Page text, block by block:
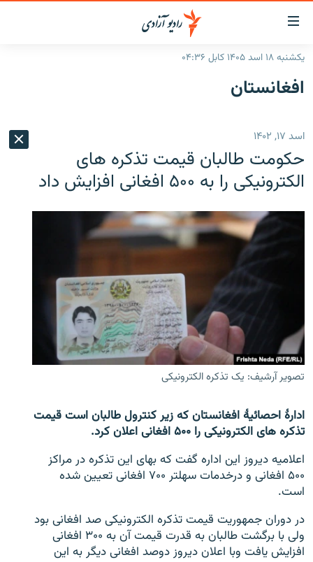
لینک‌های
قابل
دسترسی
بازگشت
بازگشت
منوی
اصلی
صفحه نخست
گزارش‌ها
منطقه
شرق میانه
افغانستان
جهان
جدول نشرات
مصاحبه‌ها
مجموعه تصویری
بحران مهاجرت
تماس
صفحه پشتو
Azadi English
به ما بپیوندید
همۀ سایت‌های رادیو آزادی/ رادیو اروپای آزاد
یکشنبه ۱۸ اسد ۱۴۰۵ کابل ۰۴:۳۶
افغانستان
اسد ۱۷, ۱۴۰۲
حکومت طالبان قیمت تذکره های
الکترونیکی را به ۵۰۰ افغانی افزایش داد
تصویر آرشیف: یک تذکره الکترونیکی
ادارۀ احصائیۀ افغانستان که زیر کنترول طالبان است قیمت
تذکره های الکترونیکی را ۵۰۰ افغانی اعلان کرد.
اعلامیه دیروز این اداره گفت که بهای این تذکره در مراکز
۵۰۰ افغانی و درخدمات سهلتر ۷۰۰ افغانی تعیین شده
است.
در دوران جمهوریت قیمت تذکره الکترونیکی صد افغانی بود
ولی با برگشت طالبان به قدرت قیمت آن به ۳۰۰ افغانی
افزایش یافت وبا اعلان دیروز دوصد افغانی دیگر به این